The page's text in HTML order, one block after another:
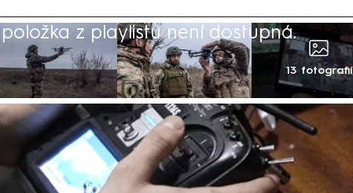
z playlistu není dostupná.
13 fotografií
výsadková brigáda zveřejnila video ukazující